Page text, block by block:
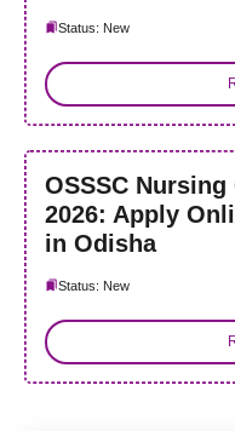
Status: New
OSSSC
2026: Apply
in Odisha
Status: New